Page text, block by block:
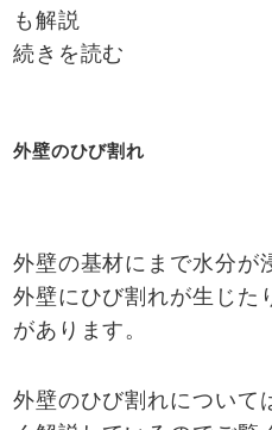
も解説
続きを読む
外壁のひび割れ
外壁の基材にまで水分が
外壁にひび割れが生じた
があります。
外壁のひび割れについて